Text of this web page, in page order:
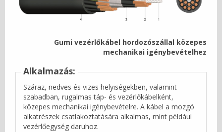
Gumi vezérlőkábel hordozószállal közepes
mechanikai igénybevételhez
Alkalmazás:
Száraz, nedves és vizes helyiségekben, valamint
szabadban, rugalmas táp- és vezérlőkábelként,
közepes mechanikai igénybevételre. A kábel a mozgó
alkatrészek csatlakoztatására alkalmas, mint például
vezérlőegység daruhoz.